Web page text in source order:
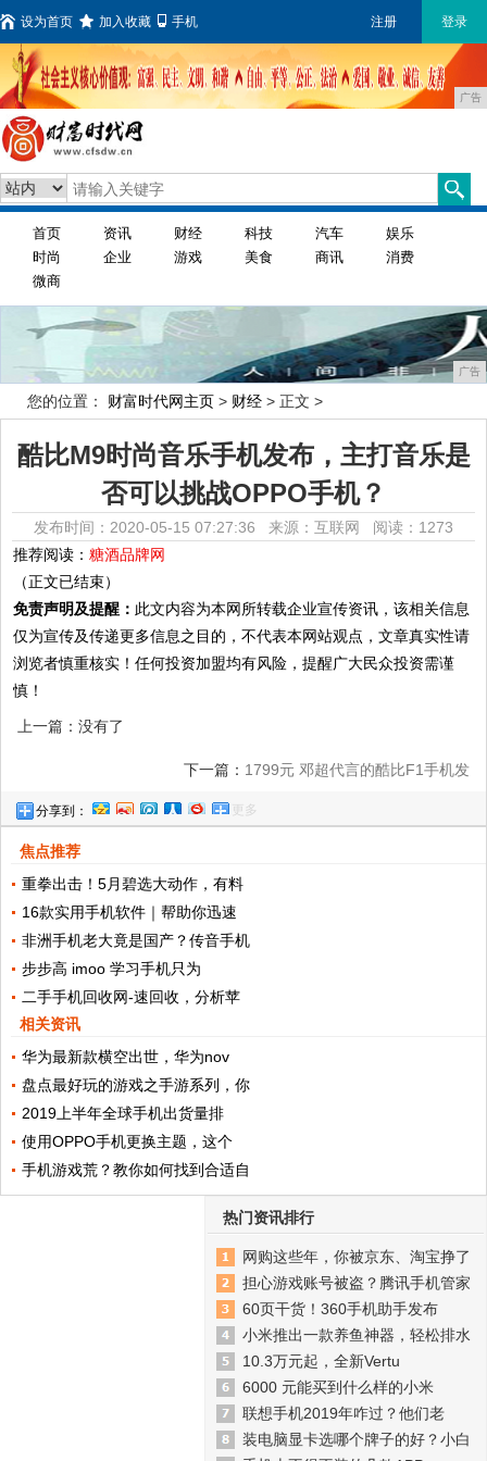
设为首页 加入收藏 手机 注册 登录
广告
首页 资讯 财经 科技 汽车
娱乐
时尚
企业 游戏 美食 商讯
消费
微商
广告
您的位置： 财富时代网主页 > 财经 > 正文 >
酷比M9时尚音乐手机发布，主打音乐是
否可以挑战OPPO手机？
发布时间：2020-05-15 07:27:36 来源：互联网 阅读：1273
推荐阅读：糖酒品牌网
（正文已结束）
免责声明及提醒： 此文内容为本网所转载企业宣传资讯，该相关信息
仅为宣传及传递更多信息之目的，不代表本网站观点，文章真实性请
浏览者慎重核实！任何投资加盟均有风险，提醒广大民众投资需谨
慎！
上一篇：没有了
下一篇： 1799元 邓超代言的酷比F1手机发
分享到： 更多
焦点推荐
重拳出击！5月碧选大动作，有料
16款实用手机软件｜帮助你迅速
非洲手机老大竟是国产？传音手机
步步高 imoo 学习手机只为
二手手机回收网-速回收，分析苹
相关资讯
华为最新款横空出世，华为nov
盘点最好玩的游戏之手游系列，你
2019上半年全球手机出货量排
使用OPPO手机更换主题，这个
手机游戏荒？教你如何找到合适自
热门资讯排行
网购这些年，你被京东、淘宝挣了
担心游戏账号被盗？腾讯手机管家
60页干货！360手机助手发布
小米推出一款养鱼神器，轻松排水
10.3万元起，全新Vertu
6000 元能买到什么样的小米
联想手机2019年咋过？他们老
装电脑显卡选哪个牌子的好？小白